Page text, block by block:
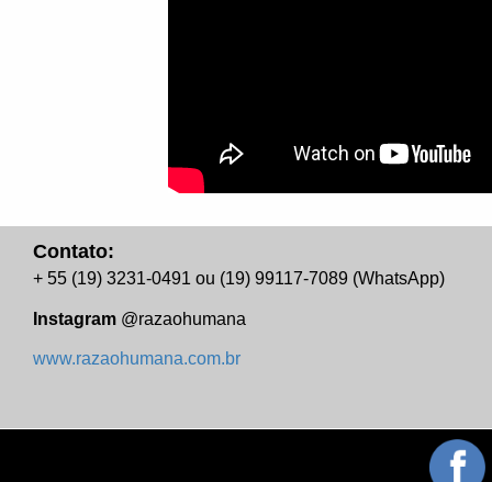
Contato:
​+ 55 (19) 3231-0491 ou (19) 99117-7089 (WhatsApp)
Instagram@razaohumana
www.razaohumana.com.br